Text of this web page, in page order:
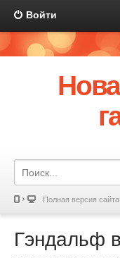
Войти
Полная версия сайта
Гэндальф